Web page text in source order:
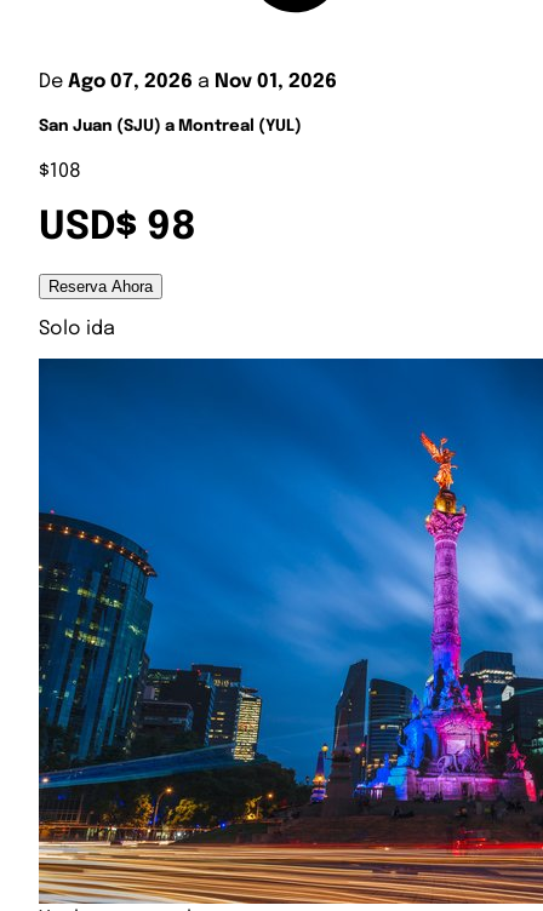
De Ago 07, 2026 a Nov 01, 2026
San Juan (SJU) a Montreal (YUL)
$108
USD$ 98
Reserva Ahora
Solo ida